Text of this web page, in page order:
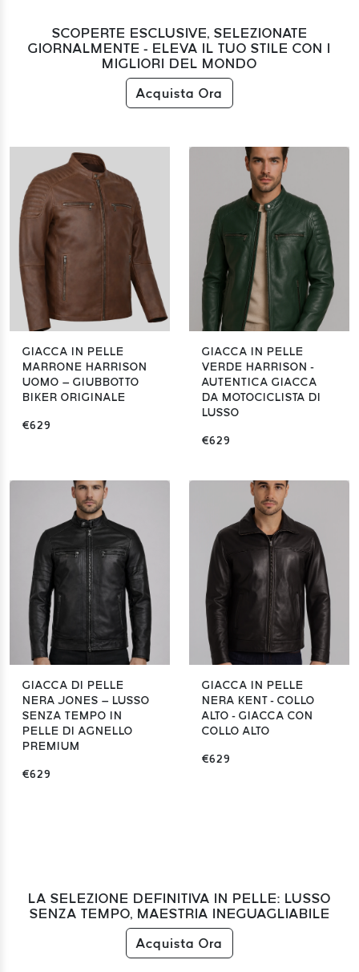
SCOPERTE ESCLUSIVE, SELEZIONATE
GIORNALMENTE - ELEVA IL TUO STILE CON I
MIGLIORI DEL MONDO
Acquista Ora
GIACCA IN PELLE
MARRONE HARRISON
UOMO – GIUBBOTTO
BIKER ORIGINALE
€629
GIACCA IN PELLE
VERDE HARRISON -
AUTENTICA GIACCA
DA MOTOCICLISTA DI
LUSSO
€629
GIACCA DI PELLE
NERA JONES – LUSSO
SENZA TEMPO IN
PELLE DI AGNELLO
PREMIUM
€629
GIACCA IN PELLE
NERA KENT - COLLO
ALTO - GIACCA CON
COLLO ALTO
€629
LA SELEZIONE DEFINITIVA IN PELLE: LUSSO
SENZA TEMPO, MAESTRIA INEGUAGLIABILE
Acquista Ora